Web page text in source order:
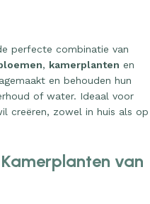
perfecte combinatie van
, kamerplanten en
en behouden hun
of water. Ideaal voor
creëren, zowel in huis als op
van